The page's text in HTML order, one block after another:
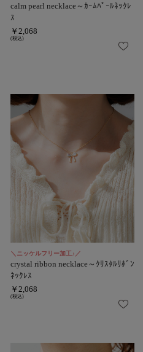
calm pearl necklace～ｶｰﾑﾊﾟｰﾙﾈｯｸﾚ
ｽ
￥2,068
(税込)
＼ニッケルフリー加工♪／
crystal ribbon necklace～ｸﾘｽﾀﾙﾘﾎﾞﾝ
ﾈｯｸﾚｽ
￥2,068
(税込)